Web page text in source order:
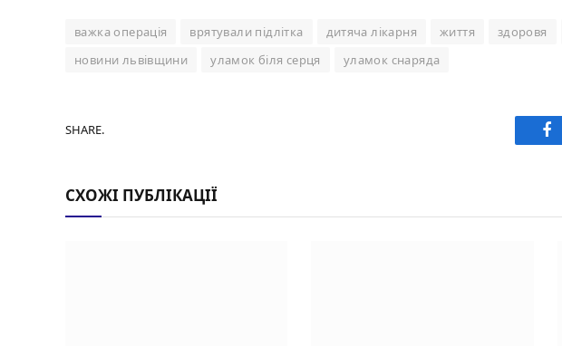
важка операція врятували підлітка дитяча лікарня життя здоровя
новини львівщини
уламок біля серця уламок снаряда
SHARE.
СХОЖІ ПУБЛІКАЦІЇ